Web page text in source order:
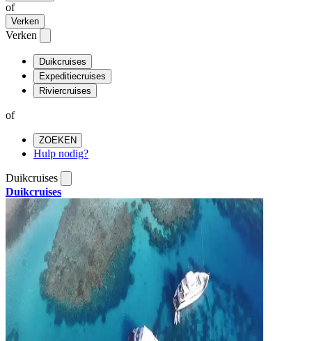
of
Verken
Verken
Duikcruises
Expeditiecruises
Riviercruises
of
ZOEKEN
Hulp nodig?
Duikcruises
Duikcruises